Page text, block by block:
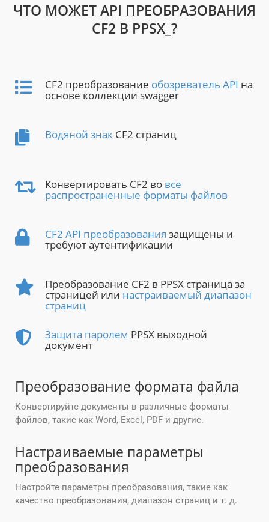
ЧТО МОЖЕТ API ПРЕОБРАЗОВАНИЯ
CF2 В PPSX_?
CF2 преобразование обозреватель API на
основе коллекции swagger
Водяной знак CF2 страниц
Конвертировать CF2 во все
распространенные форматы файлов
CF2 API преобразования защищены и
требуют аутентификации
Преобразование CF2 в PPSX страница за
страницей или настраиваемый диапазон
страниц
Защита паролем PPSX выходной
документ
Преобразование формата файла
Конвертируйте документы в различные форматы
файлов, такие как Word, Excel, PDF и другие.
Настраиваемые параметры
преобразования
Настройте параметры преобразования, такие как
качество преобразования, диапазон страниц и т. д.